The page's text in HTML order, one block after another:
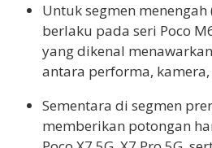
Untuk segmen
berlaku pada seri Poco
yang dikenal
antara performa,
Sementara di segmen
memberikan potongan